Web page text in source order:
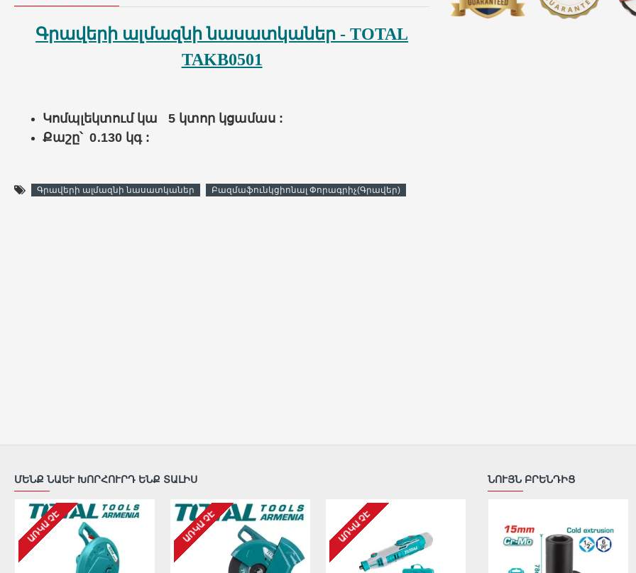
Գրավերի ալմազնի նասատկաներ - TOTAL
TAKB0501
Կոմպլեկտում կա 5 կտոր կցամաս :
Քաշը՝ 0․130 կգ :
Գրավերի ալմազնի նասատկաներ Բազմաֆունկցիոնալ Փորագրիչ(Գրավեր)
ՄԵՆՔ ՆԱԵՒ ԽՈՐՀՈՒՐԴ ԵՆՔ ՏԱԼԻՍ
ԱՌԿԱ ՉԷ ԱՌԿԱ ՉԷ ԱՌԿԱ ՉԷ ԱՌԿԱ ՉԷ
ՆՈՒՅՆ ԲՐԵՆԴԻՑ
ԱՌԿԱ ՉԷ